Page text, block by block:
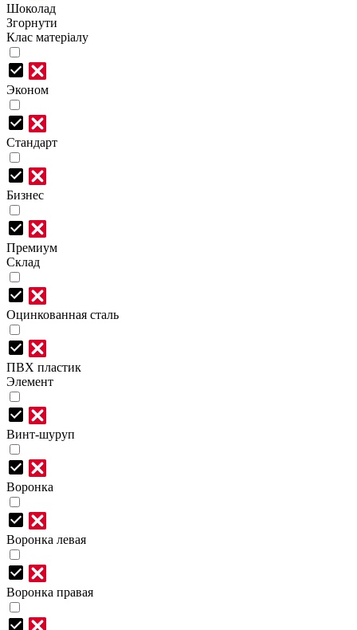
Шоколад
Згорнути
Клас матеріалу
Эконом
Стандарт
Бизнес
Премиум
Склад
Оцинкованная сталь
ПВХ пластик
Элемент
Винт-шуруп
Воронка
Воронка левая
Воронка правая